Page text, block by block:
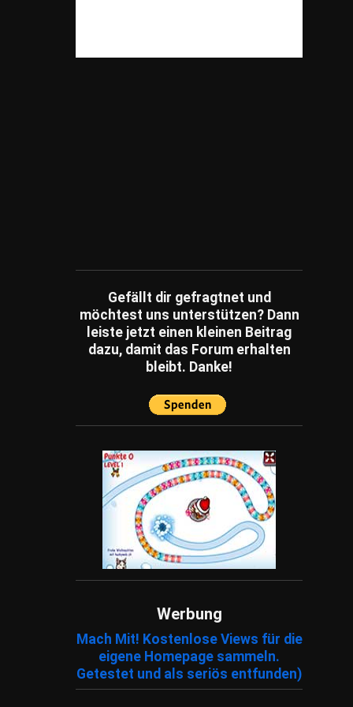
Reisen
(609)
Wissensfragen
(186)
Ratespiele
(1)
Schätzfragen
(2)
Fachartikel
(86)
Gefällt dir gefragtnet und
möchtest uns unterstützen? Dann
leiste jetzt einen kleinen Beitrag
dazu, damit das Forum erhalten
bleibt. Danke!
Werbung
Mach Mit! Kostenlose Views für die
eigene Homepage sammeln.
Getestet und als seriös entfunden)